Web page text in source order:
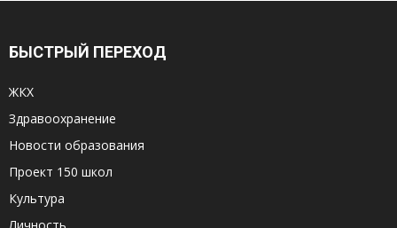
БЫСТРЫЙ ПЕРЕХОД
ЖКХ
Здравоохранение
Новости образования
Проект 150 школ
Культура